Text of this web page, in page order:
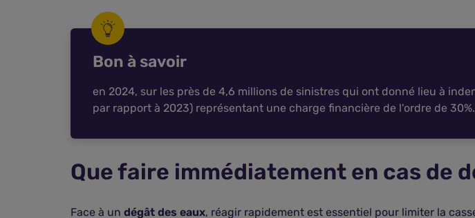
Bon à savoir
en 2024, sur les près de 4,6 millions de sinistres qui ont donné lieu à
par rapport à 2023) représentant une charge financière de l'ordre de 30%.
Que faire immédiatement en cas de
Face à un dégât des eaux, réagir rapidement est essentiel pour limiter la